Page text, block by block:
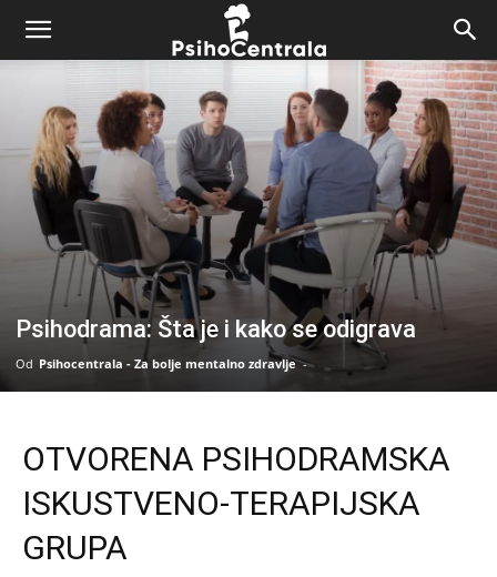
Psihodrama: Šta je i kako se odigrava
Od Psihocentrala - Za bolje mentalno zdravlje -
OTVORENA PSIHODRAMSKA
ISKUSTVENO-TERAPIJSKA
GRUPA